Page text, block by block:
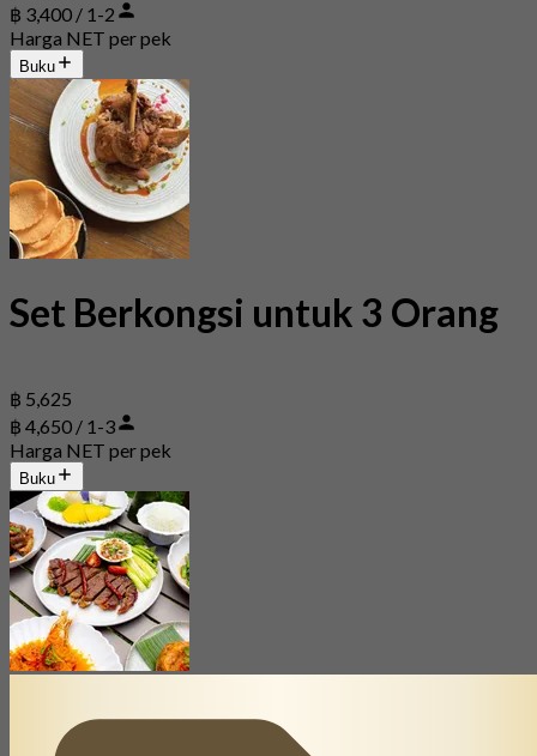
฿ 3,400 / 1-2
Harga NET per pek
Buku
Set Berkongsi untuk 3 Orang
฿ 5,625
฿ 4,650 / 1-3
Harga NET per pek
Buku